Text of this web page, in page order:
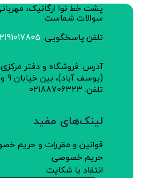
چربی: 2.1پشت خط نوا ارگانیک،
سوالات شماست
تلفن پاسخگویی:
آدرس: فروشگاه و دفتر
تلفن: 02188706323
لینک‌های مفید
قوانین و مقررات و حریم
حریم خصوصی
انتقاد یا شکایت